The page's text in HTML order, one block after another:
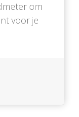
om
voor je